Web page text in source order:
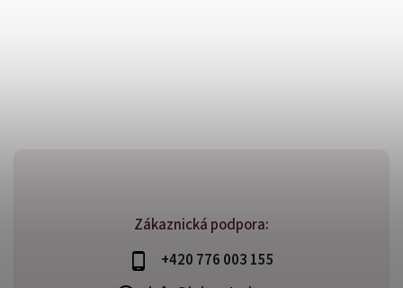
Zákaznická podpora:
+420 776 003 155